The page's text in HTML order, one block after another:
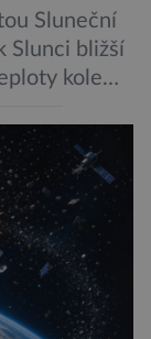
Sluneční
Slunci bližší
kolem
málo, z
Zkrátka,
člověk